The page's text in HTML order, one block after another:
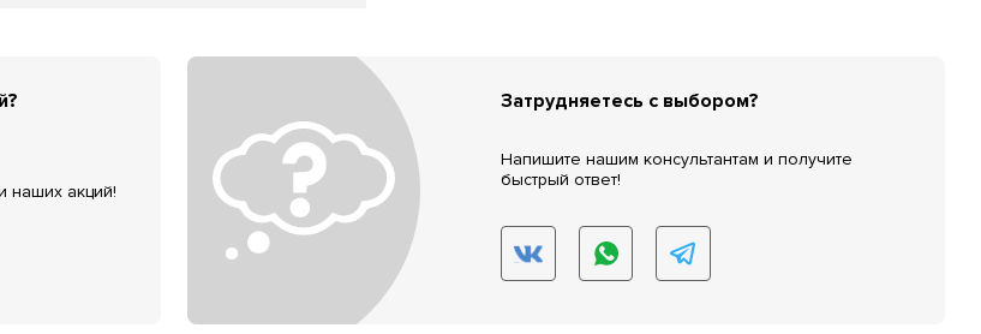
наших акций!
Затрудняетесь с выбором?
Напишите нашим консультантам и получите
быстрый ответ!